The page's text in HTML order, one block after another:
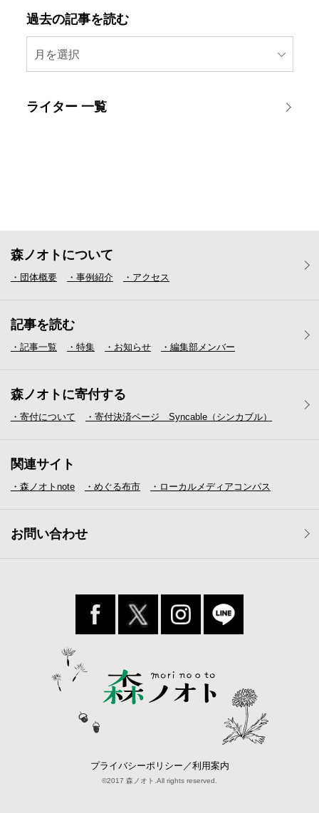
過去の記事を読む
月を選択
ライター 一覧
森ノオトについて
・団体概要 ・事例紹介 ・アクセス
記事を読む
・記事一覧 ・特集 ・お知らせ ・編集部メンバー
森ノオトに寄付する
・寄付について ・寄付決済ページ Syncable（シンカブル）
関連サイト
・森ノオトnote ・めぐる布市 ・ローカルメディア コンパス
お問い合わせ
プライバシーポリシー／利用案内
©2017 森ノオト.All rights reserved.